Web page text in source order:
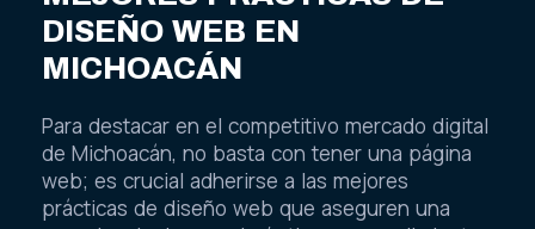
DISEÑO WEB EN
MICHOACÁN
Para destacar en el competitivo mercado digital
de Michoacán, no basta con tener una página
web; es crucial adherirse a las mejores
prácticas de diseño web que aseguren una